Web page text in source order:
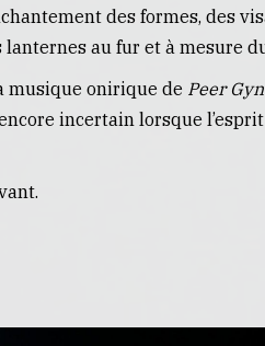
des formes, des
lanternes au fur et à mesure
musique onirique de Peer
incertain lorsque